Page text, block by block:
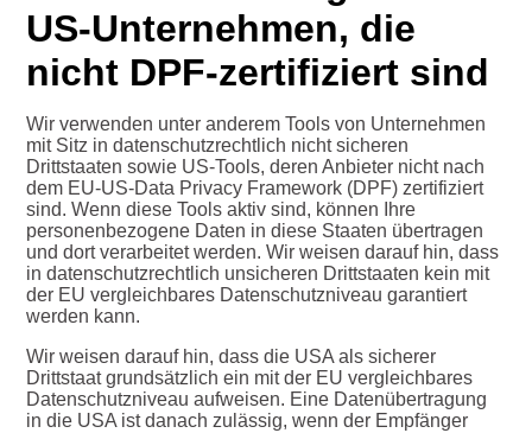
US-Unternehmen, die
nicht DPF-zertifiziert sind
Wir verwenden unter anderem Tools von Unternehmen
mit Sitz in datenschutzrechtlich nicht sicheren
Drittstaaten sowie US-Tools, deren Anbieter nicht nach
dem EU-US-Data Privacy Framework (DPF) zertifiziert
sind. Wenn diese Tools aktiv sind, können Ihre
personenbezogene Daten in diese Staaten übertragen
und dort verarbeitet werden. Wir weisen darauf hin, dass
in datenschutzrechtlich unsicheren Drittstaaten kein mit
der EU vergleichbares Datenschutzniveau garantiert
werden kann.
Wir weisen darauf hin, dass die USA als sicherer
Drittstaat grundsätzlich ein mit der EU vergleichbares
Datenschutzniveau aufweisen. Eine Datenübertragung
in die USA ist danach zulässig, wenn der Empfänger